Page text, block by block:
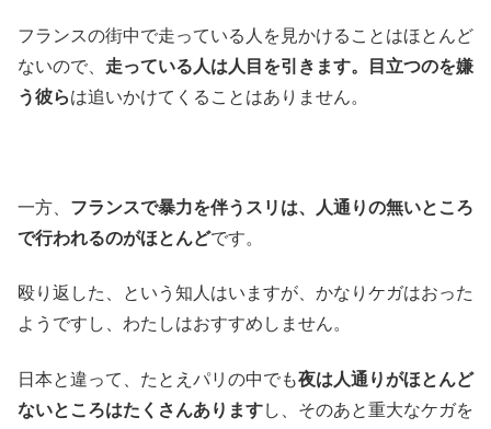
フランスの街中で走っている人を見かけることはほとんど
ないので、 走っている人は人目を引きます。目立つのを嫌
う彼らは追いかけてくることはありません。
一方、 フランスで暴力を伴うスリは、人通りの無いところ
で行われるのがほとんどです。
殴り返した、という知人はいますが、かなりケガはおった
ようですし、わたしはおすすめしません。
日本と違って、たとえパリの中でも夜は人通りがほとんど
ないところはたくさんありますし、そのあと重大なケガを